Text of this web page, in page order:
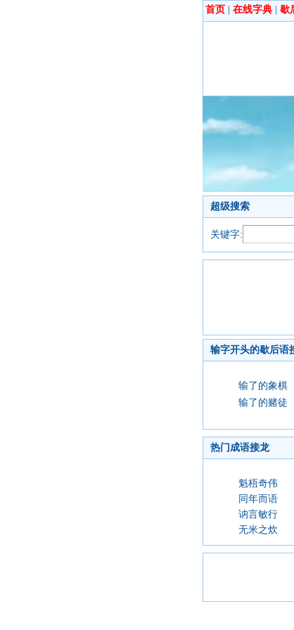
首页 在线字典 歇
超级搜索
关键字:
输字开头的歇后语
输了的象棋
输了的赌徒
热门成语接龙
魁梧奇伟
同年而语
讷言敏行
无米之炊